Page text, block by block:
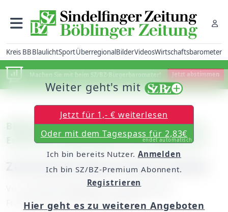
Kreis BBBlaulichtSportÜberregionalBilderVideosWirtschaftsbarometer
Machen Sie mit beim SZ/BZ-Bürgerbarometer! Jetzt abstimmen
Böblingen-Dagersheim: Fragebogen zum
Erhalt des Hallenbades sind ausgewertet
Zuversicht beim Ortsvorsteher
unserem Redakteur Hansjörg Jung
Freitag, 29. Juni 2007, 00:00 Uhr
Weiter geht's mit
Jetzt für 1,- € weiterlesen
Oder mit dem Tagespass für 2,83€
endet automatisch
Ich bin bereits Nutzer. Anmelden
Ich bin SZ/BZ-Premium Abonnent.
Registrieren
Hier geht es zu weiteren Angeboten